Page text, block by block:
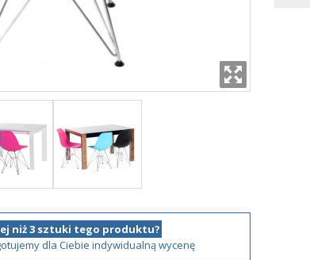
niż 3 sztuki tego produktu?
dla Ciebie indywidualną wycenę